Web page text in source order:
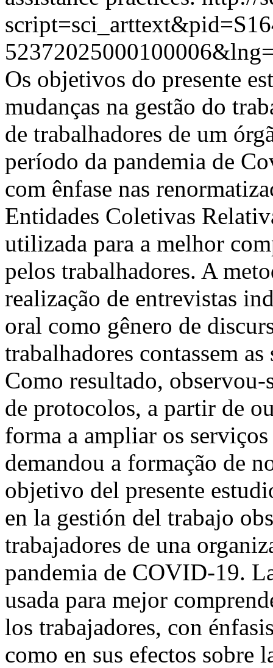
Os objetivos do presente
mudanças na gestão do
de trabalhadores de um
período da pandemia de
com ênfase nas
Entidades Coletivas
utilizada para a melhor
pelos trabalhadores. A
realização de entrevistas
oral como gênero de
trabalhadores contassem
Como resultado,
de protocolos, a partir de
forma a ampliar os
demandou a formação de
objetivo del presente
en la gestión del trabajo
trabajadores de una
pandemia de COVID-19.
usada para mejor
los trabajadores, con
como en sus efectos sobre